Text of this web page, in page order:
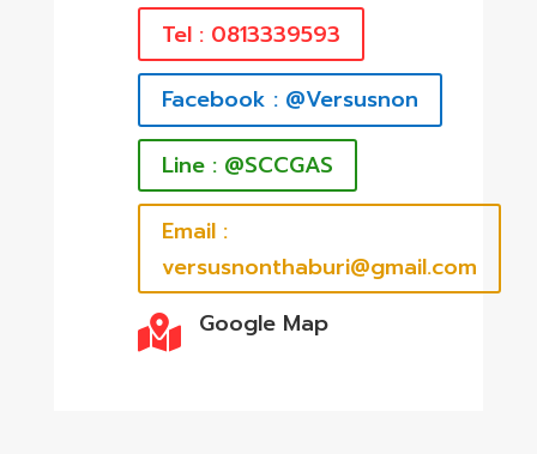
Tel : 0813339593
Facebook : @Versusnon
Line : @SCCGAS
Email :
versusnonthaburi@gmail.com
 Google Map